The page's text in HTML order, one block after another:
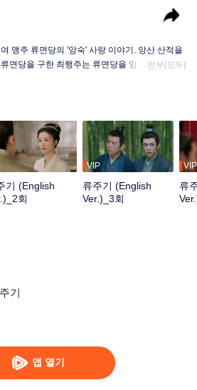
앱 열기
맹주 류면당의 '앙숙' 사랑 이야기. 앙산 산적을
면당을 구한 최행주는 류면당을 앙산 산적 두령
담력과 재능으로 도자기 점포를 열고 최행주는
정이 들게 된다. 류면당은 최구에게 숨겨진 비
극'이 들통난 후 감정의 위기를 겪은 두 사람은 결
한다.
전부[모두]
기 (English
회
VIP
류주기 (English
Ver.)_3회
VIP
류
기